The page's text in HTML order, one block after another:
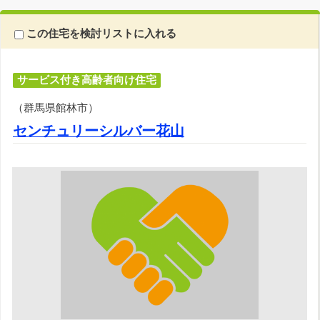
この住宅を検討リストに入れる
サービス付き高齢者向け住宅
（群馬県館林市）
センチュリーシルバー花山